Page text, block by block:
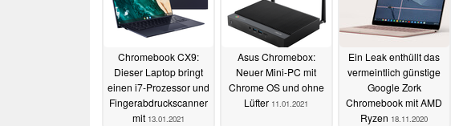
Chromebook CX9:
Dieser Laptop bringt
einen i7-Prozessor und
Fingerabdruckscanner
mit 13.01.2021
Asus Chromebox:
Neuer Mini-PC mit
Chrome OS und ohne
Lüfter 11.01.2021
Ein Leak enthüllt das
vermeintlich günstige
Google Zork
Chromebook mit AMD
Ryzen 18.11.2020